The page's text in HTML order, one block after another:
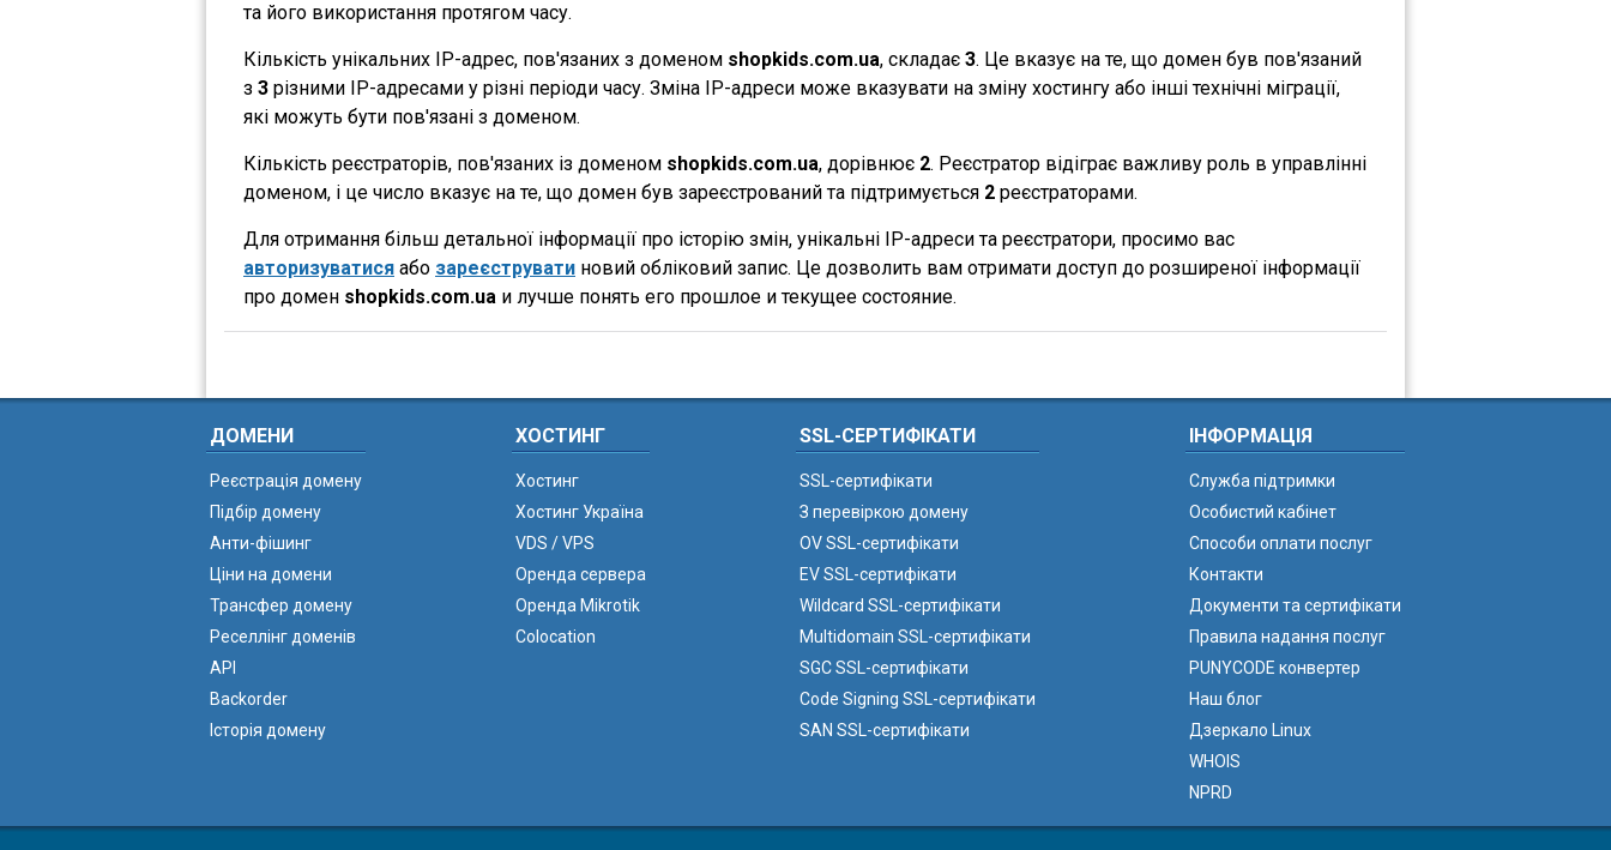
та його використання протягом часу.
Кількість унікальних IP-адрес, пов'язаних з доменом shopkids.com.ua, складає 3. Це вказує на те, що домен був пов'язаний
з 3 різними IP-адресами у різні періоди часу. Зміна IP-адреси може вказувати на зміну хостингу або інші технічні міграції,
які можуть бути пов'язані з доменом.
Кількість реєстраторів, пов'язаних із доменом shopkids.com.ua, дорівнює 2. Реєстратор відіграє важливу роль в управлінні
доменом, і це число вказує на те, що домен був зареєстрований та підтримується 2 реєстраторами.
Для отримання більш детальної інформації про історію змін, унікальні IP-адреси та реєстратори, просимо вас
авторизуватися або зареєструвати новий обліковий запис. Це дозволить вам отримати доступ до розширеної інформації
про домен shopkids.com.ua и лучше понять его прошлое и текущее состояние.
ДОМЕНИ
Реєстрація домену
Підбір домену
Анти-фішинг
Ціни на домени
Трансфер домену
Реселлінг доменів
API
Backorder
Історія домену
ХОСТИНГ
Хостинг
Хостинг Україна
VDS / VPS
Оренда сервера
Оренда Mikrotik
Colocation
SSL-СЕРТИФІКАТИ
SSL-сертифікати
З перевіркою домену
OV SSL-сертифікати
EV SSL-сертифікати
Wildcard SSL-сертифікати
Multidomain SSL-сертифікати
SGC SSL-сертифікати
Code Signing SSL-сертифікати
SAN SSL-сертифікати
ІНФОРМАЦІЯ
Служба підтримки
Особистий кабінет
Способи оплати послуг
Контакти
Документи та сертифікати
Правила надання послуг
PUNYCODE конвертер
Наш блог
Дзеркало Linux
WHOIS
NPRD